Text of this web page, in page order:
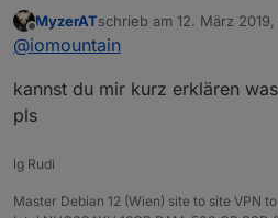
👍 👍 👍 👍 MEGA
bei dem Adapter
Offline
MyzerATschrieb am 12. März 2019,
zuletzt editiert von
@iomountain
kannst du mir kurz erklären
pls
lg Rudi
Master Debian 12 (Wien) site to site VPN